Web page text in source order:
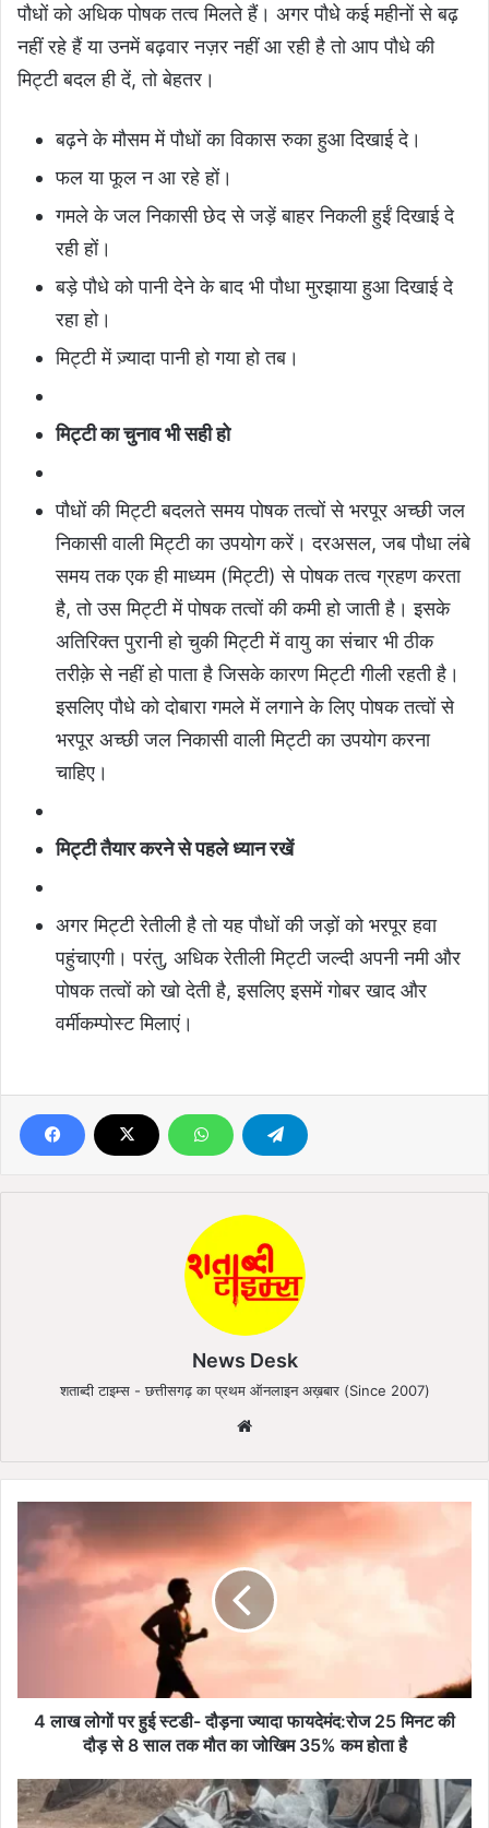
पौधों को अधिक पोषक तत्व मिलते हैं। अगर पौधे कई महीनों से बढ़
नहीं रहे हैं या उनमें बढ़वार नज़र नहीं आ रही है तो आप पौधे की
मिट्टी बदल ही दें, तो बेहतर।
बढ़ने के मौसम में पौधों का विकास रुका हुआ दिखाई दे।
फल या फूल न आ रहे हों।
गमले के जल निकासी छेद से जड़ें बाहर निकली हुईं दिखाई दे
रही हों।
बड़े पौधे को पानी देने के बाद भी पौधा मुरझाया हुआ दिखाई दे
रहा हो।
मिट्टी में ज़्यादा पानी हो गया हो तब।
मिट्टी का चुनाव भी सही हो
पौधों की मिट्टी बदलते समय पोषक तत्वों से भरपूर अच्छी जल
निकासी वाली मिट्टी का उपयोग करें। दरअसल, जब पौधा लंबे
समय तक एक ही माध्यम (मिट्टी) से पोषक तत्व ग्रहण करता
है, तो उस मिट्टी में पोषक तत्वों की कमी हो जाती है। इसके
अतिरिक्त पुरानी हो चुकी मिट्टी में वायु का संचार भी ठीक
तरीक़े से नहीं हो पाता है जिसके कारण मिट्टी गीली रहती है।
इसलिए पौधे को दोबारा गमले में लगाने के लिए पोषक तत्वों से
भरपूर अच्छी जल निकासी वाली मिट्टी का उपयोग करना
चाहिए।
मिट्टी तैयार करने से पहले ध्यान रखें
अगर मिट्टी रेतीली है तो यह पौधों की जड़ों को भरपूर हवा
पहुंचाएगी। परंतु, अधिक रेतीली मिट्टी जल्दी अपनी नमी और
पोषक तत्वों को खो देती है, इसलिए इसमें गोबर खाद और
वर्मीकम्पोस्ट मिलाएं।
News Desk
शताब्दी टाइम्स - छत्तीसगढ़ का प्रथम ऑनलाइन अख़बार (Since 2007)
te
लो
ई
दौ
ड़
4 लाख लोगों पर हुई स्टडी- दौड़ना ज्यादा फायदेमंद:रोज 25 मिनट की
दौड़ से 8 साल तक मौत का जोखिम 35% कम होता है
ट्र
क